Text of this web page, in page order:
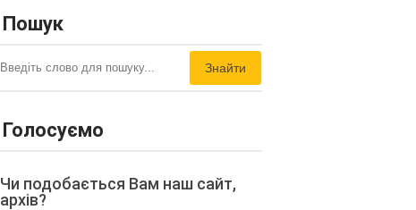
Пошук
Знайти
Голосуємо
Чи подобається Вам наш сайт,
архів?